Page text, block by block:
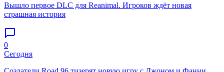
Вышло первое DLC для Reanimal. Игроков ждёт новая
страшная история
0
Сегодня